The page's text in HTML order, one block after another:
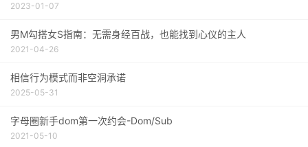
2023-01-07
男M勾搭女S指南：无需身经百战，也能找到心仪的主人
2021-04-26
相信行为模式而非空洞承诺
2025-05-31
字母圈新手dom第一次约会-Dom/Sub
2021-05-10